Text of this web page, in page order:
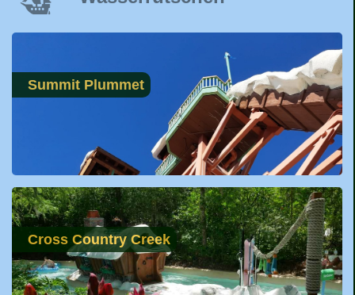
Summit Plummet
Cross Country Creek